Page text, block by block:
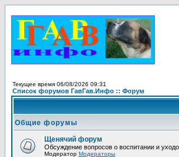
Текущее время 06/08/2026 09:31
Список форумов ГавГав.Инфо :: Форум
Общие форумы
Щенячий форум
Обсуждение вопросов о воспитании и
Модератор Модераторы